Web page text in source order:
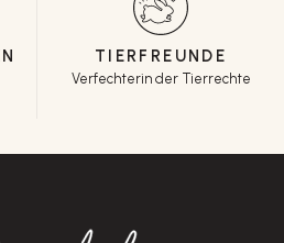
TIERFREUNDE
Verfechterin der Tierrechte